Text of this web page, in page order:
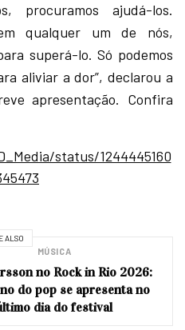
procuramos ajudá-los.
qualquer um de nós,
superá-lo. Só podemos
aliviar a dor”, declarou a
apresentação. Confira
status/1244445160
ALSO
MÚSICA
no Rock in Rio 2026:
do pop se apresenta no
dia do festival